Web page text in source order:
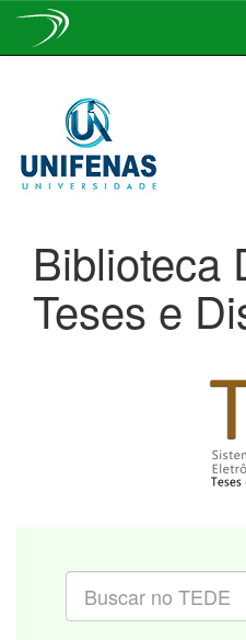
navigation
Biblioteca
Teses e